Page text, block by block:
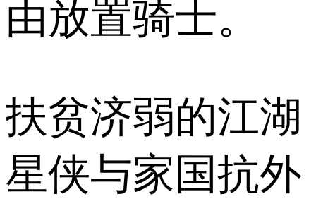
由放置骑士。
扶贫济弱的江湖
星侠与家国抗外